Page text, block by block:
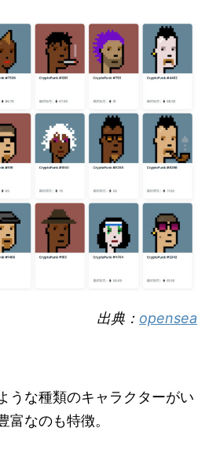
出典： opensea
うな種類のキャラクターがい
富なのも特徴。